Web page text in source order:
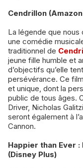
Cendrillon
La légende que nous
une comédie
traditionnel de
jeune fille humble et
d’objectifs qu’elle
persévérance. Ce
et unique, dont la
public de tous âges.
Driver, Nicholas
seront également à
Cannon.
Happier than Ever
(Disney Plus)